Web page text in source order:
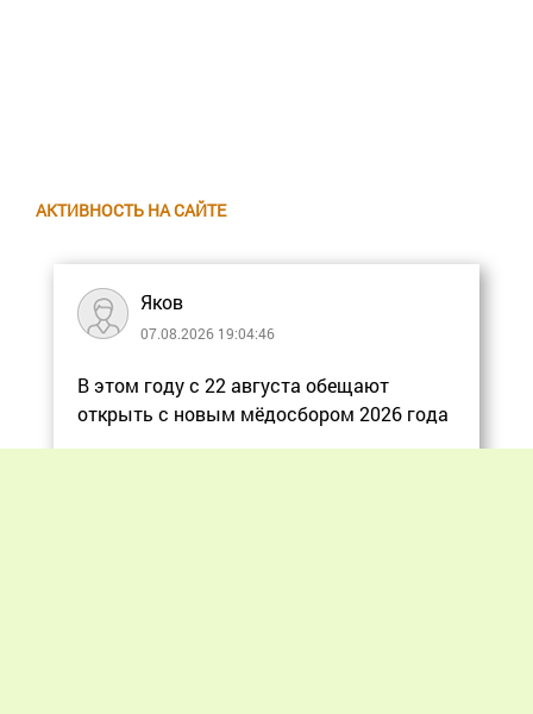
АКТИВНОСТЬ НА САЙТЕ
Яков
07.08.2026 19:04:46
В этом году с 22 августа обещают
открыть с новым мёдосбором 2026 года